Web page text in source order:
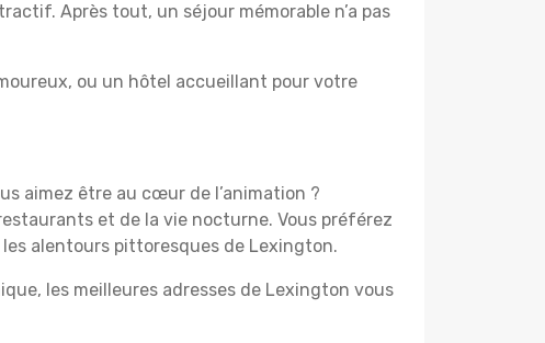
Après tout, un séjour mémorable n’a pas
ou un hôtel accueillant pour votre
aimez être au cœur de l’animation ?
et de la vie nocturne. Vous préférez
alentours pittoresques de Lexington.
les meilleures adresses de Lexington vous